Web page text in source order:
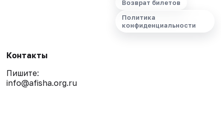
Возврат билетов
Политика
конфиденциальности
Контакты
Пишите:
info@afisha.org.ru